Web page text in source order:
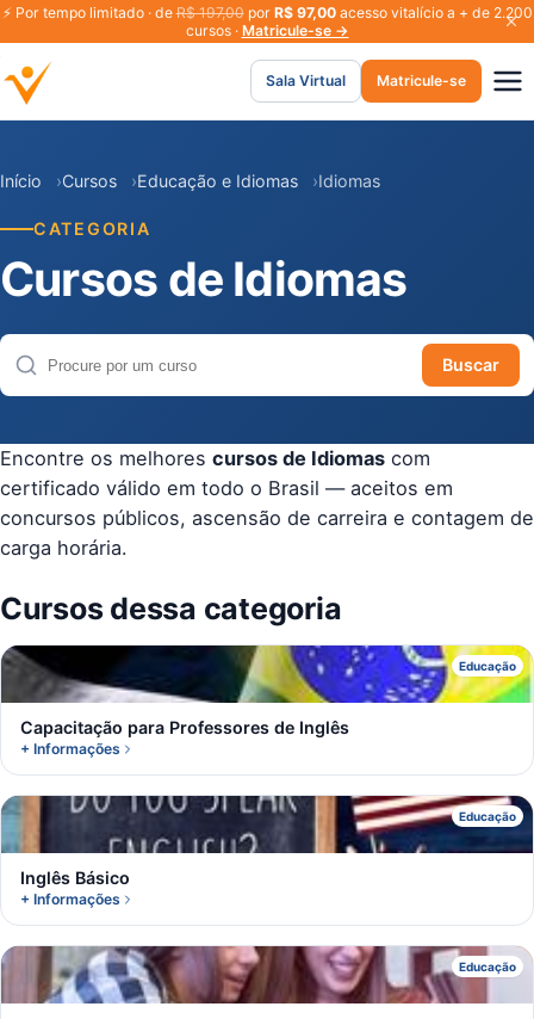
⚡ Por tempo limitado · deR$ 197,00por R$ 97,00acesso vitalício a + de 2.200
cursos · Matricule-se →
Sala Virtual Matricule-se
Início Cursos Educação e Idiomas Idiomas
CATEGORIA
Cursos de Idiomas
Buscar cursos
Buscar
Encontre os melhores cursos de Idiomas com
certificado válido em todo o Brasil — aceitos em
concursos públicos, ascensão de carreira e contagem de
carga horária.
Cursos dessa categoria
Educação
C
Capacitação para Professores de Inglês
+ Informações
Educação
I
Inglês Básico
+ Informações
Educação
A